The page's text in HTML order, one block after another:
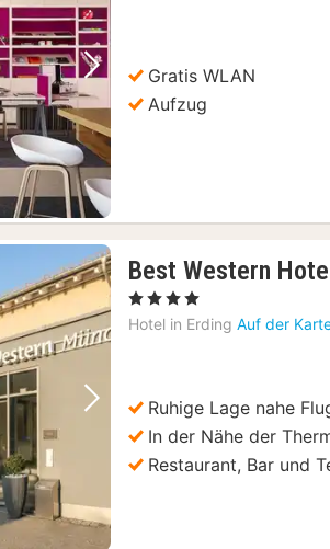
Nächstes Bild
Gratis WLAN
Aufzug
Nächstes Bild
Best Western
, 4 Sterne
Hotel in Erding Auf der
Ruhige Lage nahe
In der Nähe der
Restaurant, Bar und